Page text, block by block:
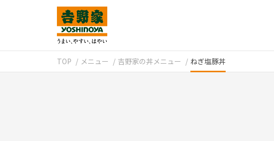
TOP メニュー 吉野家の丼メニュー ねぎ塩豚丼